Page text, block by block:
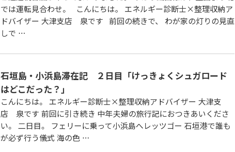
では運転見合わせ。 こんにちは。 エネルギー診断士×整理収納ア
ドバイザー 大津支店 泉です 前回の続きで、 わが家の灯りの見直
しで …
石垣島・小浜島滞在記 ２日目「けっきょくシュガロード
はどこだった？」
こんにちは。 エネルギー診断士×整理収納アドバイザー 大津支
店 泉です 前回に引き続き 中年夫婦の旅行記におつきあいくださ
い。 二日目。 フェリーに乗って小浜島へレッツゴー 石垣港で誰も
が必ず行う儀式 海の色 …